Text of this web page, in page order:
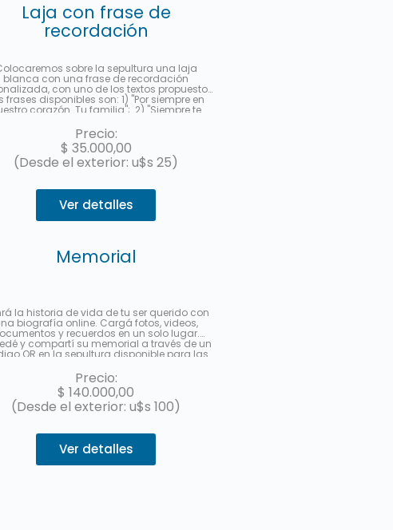
Laja con frase de
recordación
sobre la sepultura una laja
blanca con una frase de recordación
con uno de los textos propuestos.
frases disponibles son: 1) "Por siempre en
corazón. Tu familia"; 2) "Siempre te
tu ejemplo. Te amaremos por siempre."
"Tu familia te recuerda.". Deberá indicar al
el servicio la frase seleccionada en la
"observaciones". Le enviaremos una foto
a su e-mail cuando se haya realizado.
Precio:
$ 35.000,00
(Desde el exterior: u$s 25)
Ver detalles
Memorial
la historia de vida de tu ser querido con
biografía online. Cargá fotos, videos,
y recuerdos en un solo lugar.
y compartí su memorial a través de un
QR en la sepultura disponible para las
en redes sociales. Hasta 3 cuotas sin
interés con MercadoPago.
Precio:
$ 140.000,00
(Desde el exterior: u$s 100)
Ver detalles